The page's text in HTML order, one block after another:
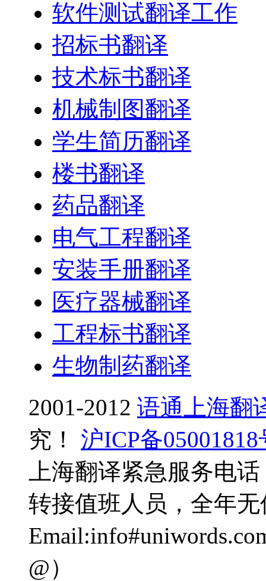
软件测试翻译工作
招标书翻译
技术标书翻译
机械制图翻译
学生简历翻译
楼书翻译
药品翻译
电气工程翻译
安装手册翻译
医疗器械翻译
工程标书翻译
生物制药翻译
2001-2012 语通上海翻
究！
沪ICP备05001818
上海翻译紧急服务电
转接值班人员，全年无
@）